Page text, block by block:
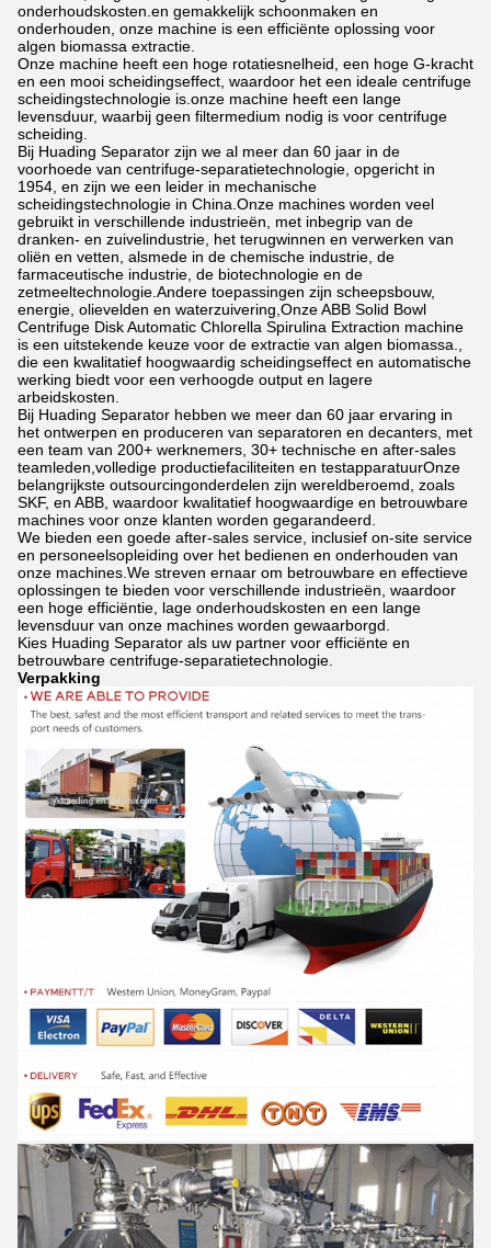
onderhoudskosten.en gemakkelijk schoonmaken en
onderhouden, onze machine is een efficiënte oplossing voor
algen biomassa extractie.
Onze machine heeft een hoge rotatiesnelheid, een hoge G-kracht
en een mooi scheidingseffect, waardoor het een ideale centrifuge
scheidingstechnologie is.onze machine heeft een lange
levensduur, waarbij geen filtermedium nodig is voor centrifuge
scheiding.
Bij Huading Separator zijn we al meer dan 60 jaar in de
voorhoede van centrifuge-separatietechnologie, opgericht in
1954, en zijn we een leider in mechanische
scheidingstechnologie in China.Onze machines worden veel
gebruikt in verschillende industrieën, met inbegrip van de
dranken- en zuivelindustrie, het terugwinnen en verwerken van
oliën en vetten, alsmede in de chemische industrie, de
farmaceutische industrie, de biotechnologie en de
zetmeeltechnologie.Andere toepassingen zijn scheepsbouw,
energie, olievelden en waterzuivering,Onze ABB Solid Bowl
Centrifuge Disk Automatic Chlorella Spirulina Extraction machine
is een uitstekende keuze voor de extractie van algen biomassa.,
die een kwalitatief hoogwaardig scheidingseffect en automatische
werking biedt voor een verhoogde output en lagere
arbeidskosten.
Bij Huading Separator hebben we meer dan 60 jaar ervaring in
het ontwerpen en produceren van separatoren en decanters, met
een team van 200+ werknemers, 30+ technische en after-sales
teamleden,volledige productiefaciliteiten en testapparatuurOnze
belangrijkste outsourcingonderdelen zijn wereldberoemd, zoals
SKF, en ABB, waardoor kwalitatief hoogwaardige en betrouwbare
machines voor onze klanten worden gegarandeerd.
We bieden een goede after-sales service, inclusief on-site service
en personeelsopleiding over het bedienen en onderhouden van
onze machines.We streven ernaar om betrouwbare en effectieve
oplossingen te bieden voor verschillende industrieën, waardoor
een hoge efficiëntie, lage onderhoudskosten en een lange
levensduur van onze machines worden gewaarborgd.
Kies Huading Separator als uw partner voor efficiënte en
betrouwbare centrifuge-separatietechnologie.
Verpakking